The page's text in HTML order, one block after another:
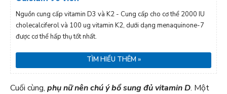
Nguồn cung cấp vitamin D3 và K2 - Cung cấp cho cơ thể 2000 IU
cholecalciferol và 100 ug vitamin K2, dưới dạng menaquinone-7
được cơ thể hấp thụ tốt nhất.
TÌM HIỂU THÊM »
Cuối cùng, phụ nữ nên chú ý bổ sung đủ vitamin D. Một